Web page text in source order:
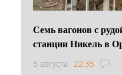
Семь вагонов с
станции Никель в
5 августа 22:35